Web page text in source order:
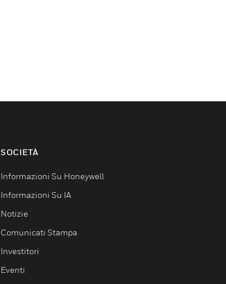
SOCIETÀ
Informazioni Su Honeywell
Informazioni Su IA
Notizie
Comunicati Stampa
Investitori
Eventi